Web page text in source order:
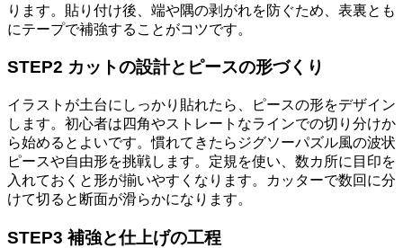
ります。貼り付け後、端や隅の剥がれを防ぐため、表裏とも
にテープで補強することがコツです。
STEP2 カットの設計とピースの形づくり
イラストが土台にしっかり貼れたら、ピースの形をデザイン
します。初心者は四角やストレートなラインでの切り分けか
ら始めるとよいです。慣れてきたらジグソーパズル風の波状
ピースや自由形を挑戦します。定規を使い、数カ所に目印を
入れておくと形が揃いやすくなります。カッターで数回に分
けて切ると断面が滑らかになります。
STEP3 補強と仕上げの工程